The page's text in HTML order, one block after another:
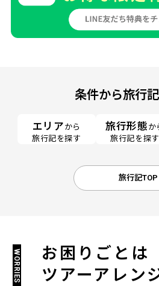
条件から旅行
エリア から
旅行記を探す
旅行形態 か
旅行記を探す
旅行記TOP
お困りごとは
ツアーアレン
WORRIES